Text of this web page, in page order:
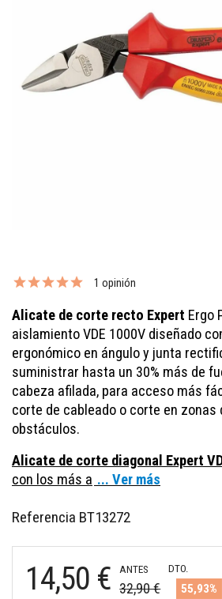
1 opinión
Alicate de corte recto Expert Ergo
aislamiento VDE 1000V diseñado
ergonómico en ángulo y junta
suministrar hasta un 30% más de
cabeza afilada, para acceso más
corte de cableado o corte en zonas
obstáculos.
Alicate de corte diagonal Expert
con los más a ... Ver más
Referencia BT13272
14,50 € ANTES
32,90 €
DTO.
55,93%